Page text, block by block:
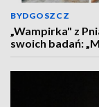
BYDGOSZCZ
„Wampirka" z
swoich badań: